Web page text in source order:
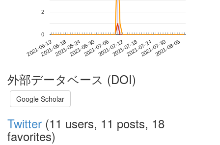
2021-06-122021-06-182021-06-242021-06-302021-07-062021-07-122021-07-182021-07-242021-07-302021-08-05
0
2
外部データベース (DOI)
Google Scholar
Twitter (11 users, 11 posts, 18
favorites)